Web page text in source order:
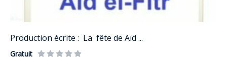
Production écrite : La fête de Aïd ...
Gratuit